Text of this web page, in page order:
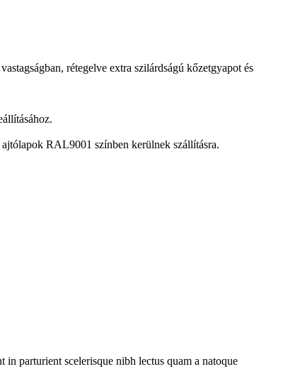
rétegelve extra szilárdságú kőzetgyapot és
RAL9001 színben kerülnek szállításra.
parturient scelerisque nibh lectus quam a natoque